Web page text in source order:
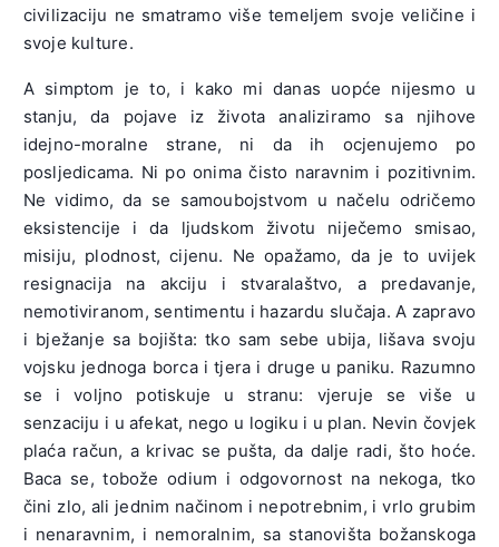
civilizaciju ne smatramo više temeljem svoje veličine i
svoje kulture.
A simptom je to, i kako mi danas uopće nijesmo u
stanju, da pojave iz života analiziramo sa njihove
idejno-moralne strane, ni da ih ocjenujemo po
posljedicama. Ni po onima čisto naravnim i pozitivnim.
Ne vidimo, da se samoubojstvom u načelu odričemo
eksistencije i da ljudskom životu niječemo smisao,
misiju, plodnost, cijenu. Ne opažamo, da je to uvijek
resignacija na akciju i stvaralaštvo, a predavanje,
nemotiviranom, sentimentu i hazardu slučaja. A zapravo
i bježanje sa bojišta: tko sam sebe ubija, lišava svoju
vojsku jednoga borca i tjera i druge u paniku. Razumno
se i voljno potiskuje u stranu: vjeruje se više u
senzaciju i u afekat, nego u logiku i u plan. Nevin čovjek
plaća račun, a krivac se pušta, da dalje radi, što hoće.
Baca se, tobože odium i odgovornost na nekoga, tko
čini zlo, ali jednim načinom i nepotrebnim, i vrlo grubim
i nenaravnim, i nemoralnim, sa stanovišta božanskoga